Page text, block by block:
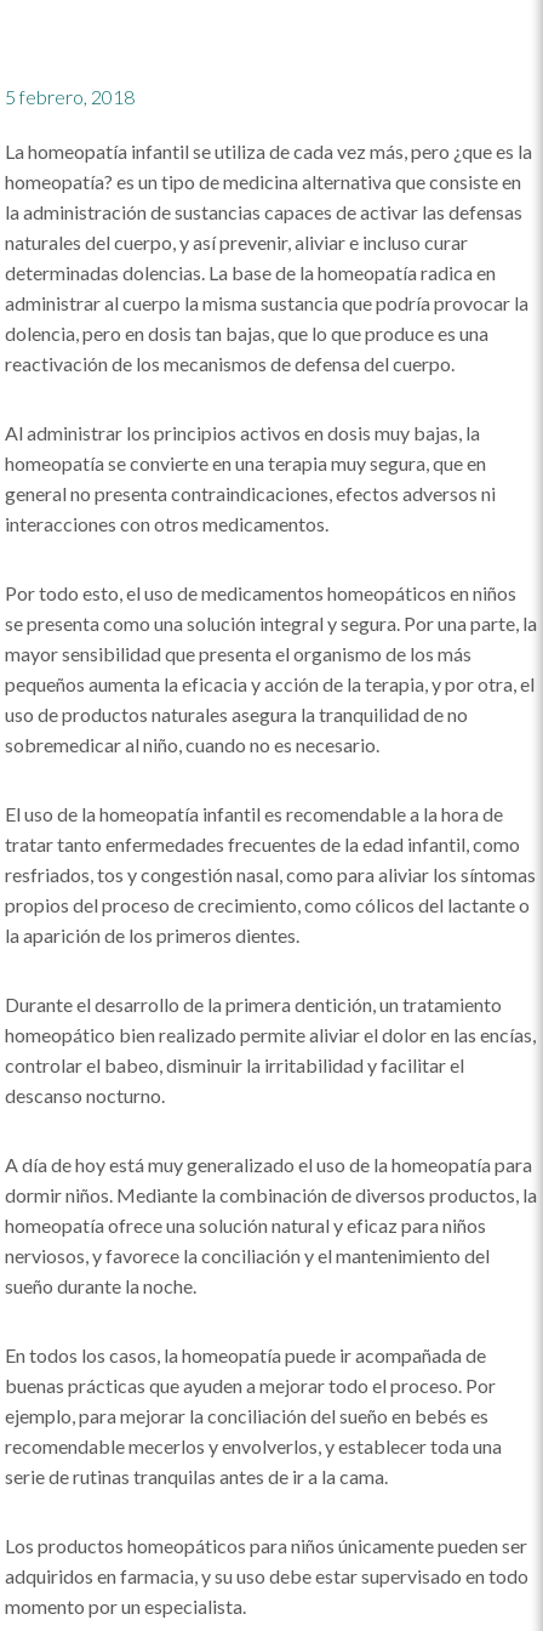
5 febrero, 2018
La homeopatía infantil se utiliza de cada vez más, pero ¿que es la
homeopatía? es un tipo de medicina alternativa que consiste en
la administración de sustancias capaces de activar las defensas
naturales del cuerpo, y así prevenir, aliviar e incluso curar
determinadas dolencias. La base de la homeopatía radica en
administrar al cuerpo la misma sustancia que podría provocar la
dolencia, pero en dosis tan bajas, que lo que produce es una
reactivación de los mecanismos de defensa del cuerpo.
Al administrar los principios activos en dosis muy bajas, la
homeopatía se convierte en una terapia muy segura, que en
general no presenta contraindicaciones, efectos adversos ni
interacciones con otros medicamentos.
Por todo esto, el uso de medicamentos homeopáticos en niños
se presenta como una solución integral y segura. Por una parte, la
mayor sensibilidad que presenta el organismo de los más
pequeños aumenta la eficacia y acción de la terapia, y por otra, el
uso de productos naturales asegura la tranquilidad de no
sobremedicar al niño, cuando no es necesario.
El uso de la homeopatía infantil es recomendable a la hora de
tratar tanto enfermedades frecuentes de la edad infantil, como
resfriados, tos y congestión nasal, como para aliviar los síntomas
propios del proceso de crecimiento, como cólicos del lactante o
la aparición de los primeros dientes.
Durante el desarrollo de la primera dentición, un tratamiento
homeopático bien realizado permite aliviar el dolor en las encías,
controlar el babeo, disminuir la irritabilidad y facilitar el
descanso nocturno.
A día de hoy está muy generalizado el uso de la homeopatía para
dormir niños. Mediante la combinación de diversos productos, la
homeopatía ofrece una solución natural y eficaz para niños
nerviosos, y favorece la conciliación y el mantenimiento del
sueño durante la noche.
En todos los casos, la homeopatía puede ir acompañada de
buenas prácticas que ayuden a mejorar todo el proceso. Por
ejemplo, para mejorar la conciliación del sueño en bebés es
recomendable mecerlos y envolverlos, y establecer toda una
serie de rutinas tranquilas antes de ir a la cama.
Los productos homeopáticos para niños únicamente pueden ser
adquiridos en farmacia, y su uso debe estar supervisado en todo
momento por un especialista.